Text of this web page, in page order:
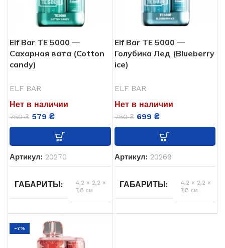
ЗАТЯЖЕК 5000
АКУМУЛЯТОР 550
ЗАТЯЖЕК 5000
АКУМУЛЯТОР 550
Elf Bar ТЕ 5000 —
Сахарная вата (Cotton
candy)
ELF BAR
Нет в наличии
750₴ 579 ₴
Артикул: 20270
ГАБАРИТЫ
4,2 × 2,2 ×
7,8 см
Сахарная вата
ELF BAR
Elf Bar ТЕ 5000 —
Голубика Лед (Blueberry
ice)
ELF BAR
Нет в наличии
750₴ 699 ₴
Артикул: 20269
ГАБАРИТЫ
4,2 × 2,2 ×
7,8 см
Голубика,Лед
-7%